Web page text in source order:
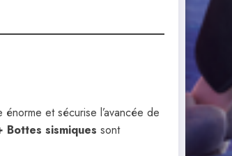
et sécurise l’avancée de
Bottes sismiques sont